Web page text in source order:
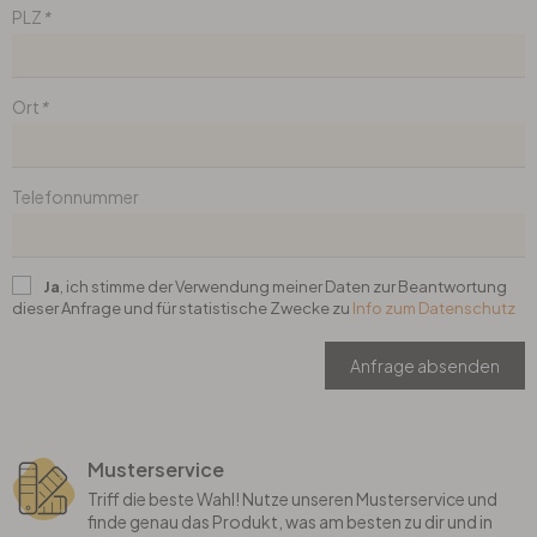
Eingangsbereich
PLZ *
Ort *
Telefonnummer
Ja , ich stimme der Verwendung meiner Daten zur Beantwortung
dieser Anfrage und für statistische Zwecke zu Info zum Datenschutz
Anfrage absenden
Musterservice
Triff die beste Wahl! Nutze unseren Musterservice und
finde genau das Produkt, was am besten zu dir und in